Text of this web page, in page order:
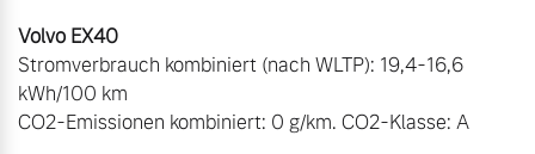
Stromverbrauch kombiniert (nach WLTP): 19,4-16,6
kWh/100 km
CO2-Emissionen kombiniert: 0 g/km. CO2-Klasse: A